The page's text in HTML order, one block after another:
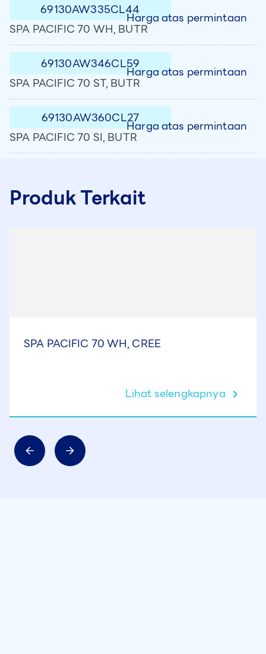
69130AW335CL44
SPA PACIFIC 70 WH, BUTR
Harga atas permintaan
69130AW346CL59
SPA PACIFIC 70 ST, BUTR
Harga atas permintaan
69130AW360CL27
SPA PACIFIC 70 SI, BUTR
Harga atas permintaan
Produk Terkait
SPA PACIFIC 70 WH, CREE
Lihat selengkapnya